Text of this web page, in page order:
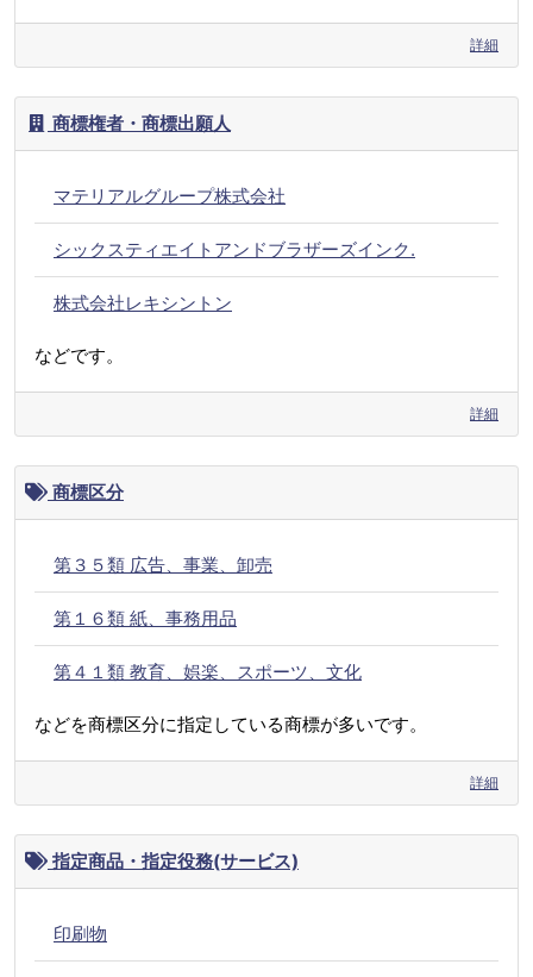
詳細
商標権者・商標出願人
マテリアルグループ株式会社
シックスティエイトアンドブラザーズインク.
株式会社レキシントン
などです。
詳細
商標区分
第３５類 広告、事業、卸売
第１６類 紙、事務用品
第４１類 教育、娯楽、スポーツ、文化
などを商標区分に指定している商標が多いです。
詳細
指定商品・指定役務(サービス)
印刷物